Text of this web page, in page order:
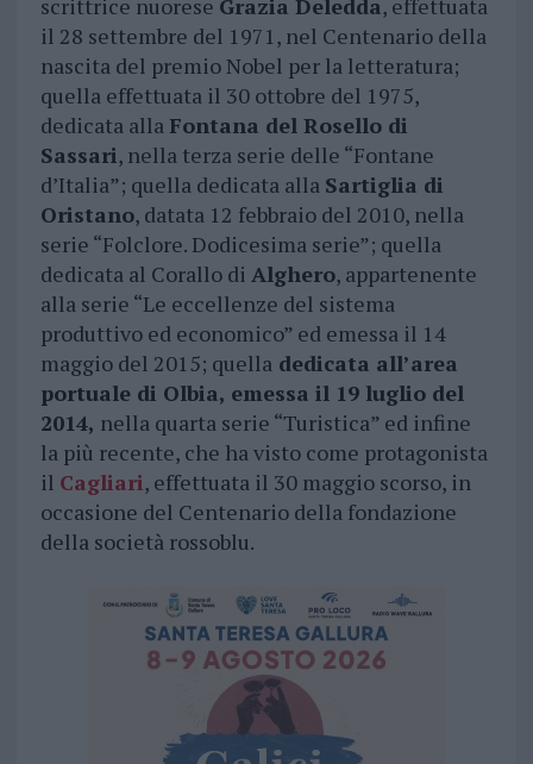
scrittrice nuorese Grazia Deledda, effettuata
il 28 settembre del 1971, nel Centenario della
nascita del premio Nobel per la letteratura;
quella effettuata il 30 ottobre del 1975,
dedicata alla Fontana del Rosello di
Sassari, nella terza serie delle “Fontane
d’Italia”; quella dedicata alla Sartiglia di
Oristano, datata 12 febbraio del 2010, nella
serie “Folclore. Dodicesima serie”; quella
dedicata al Corallo di Alghero, appartenente
alla serie “Le eccellenze del sistema
produttivo ed economico” ed emessa il 14
maggio del 2015; quelladedicata all’area
portuale di Olbia, emessa il 19 luglio del
2014, nella quarta serie “Turistica” ed infine
la più recente, che ha visto come protagonista
il Cagliari, effettuata il 30 maggio scorso, in
occasione del Centenario della fondazione
della società rossoblu.